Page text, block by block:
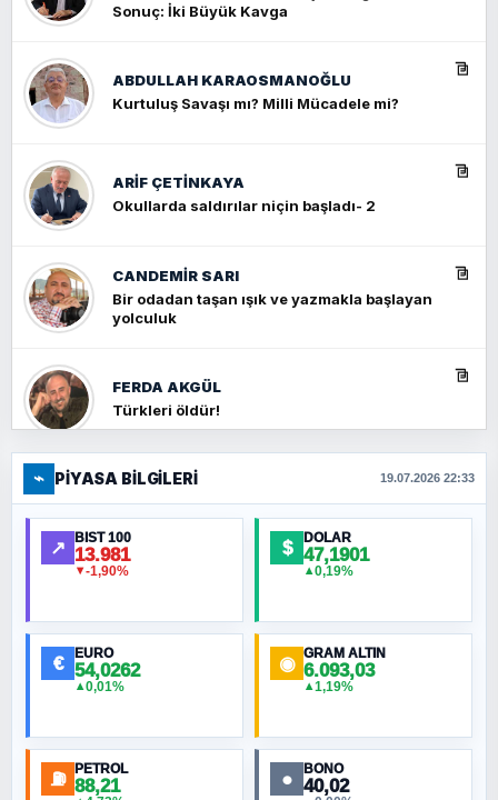
Sonuç: İki Büyük Kavga
ABDULLAH KARAOSMANOĞLU
Kurtuluş Savaşı mı? Milli Mücadele mi?
ARIF ÇETİNKAYA
Okullarda saldırılar niçin başladı- 2
CANDEMIR SARI
Bir odadan taşan ışık ve yazmakla başlayan
yolculuk
FERDA AKGÜL
Türkleri öldür!
FERHAT BÜYÜKKALKAN
Ankara Zirvesi: NATO Toplantısı mı, Yeni
Ortadoğu Haritasının Provası mı?
MURAT ÖZKAN
NURETTIN BÖLÜK
⌁ PIYASA BILGILERI 19.07.2026 22:33
↗ BIST 100
13.981
▼-1,90%
$ DOLAR
47,1901
▲0,19%
€ EURO
54,0262
▲0,01%
◉ GRAM ALTIN
6.093,03
▲1,19%
⛽ PETROL
88,21 ● BONO
40,02